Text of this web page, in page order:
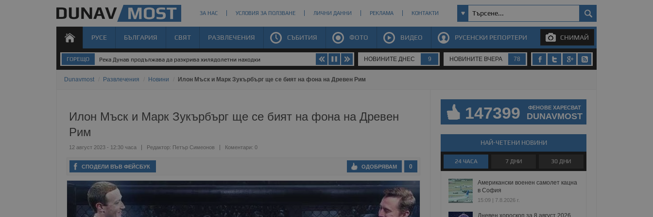
ЗА НАС УСЛОВИЯ ЗА ПОЛЗВАНЕ ЛИЧНИ ДАННИ РЕКЛАМА КОНТАКТИ
РУСЕ БЪЛГАРИЯ СВЯТ РАЗВЛЕЧЕНИЯ СЪБИТИЯ ФОТО ВИДЕО РУСЕНСКИ РЕПОРТЕРИ СНИМАЙ
ГОРЕЩО Река Дунав продължава да разкрива хилядолетни находки НОВИНИТЕ ДНЕС 9 НОВИНИТЕ ВЧЕРА 78
Dunavmost Развлечения Новини Илон Мъск и Марк Зукърбърг ще се бият на фона на Древен Рим
Илон Мъск и Марк Зукърбърг ще се бият на фона на Древен
Рим
12 август 2023 - 12:30 часа Редактор: Петър Симеонов Коментари: 0
СПОДЕЛИ ВЪВ ФЕЙСБУК 0
ОДОБРЯВАМ
147399 ФЕНОВЕ ХАРЕСВАТ
DUNAVMOST
НАЙ-ЧЕТЕНИ НОВИНИ
24 ЧАСА 7 ДНИ 30 ДНИ
Американски военен самолет кацна
в София
15:09 | 7.8.2026 г.
Дневен хороскоп за 8 август 2026